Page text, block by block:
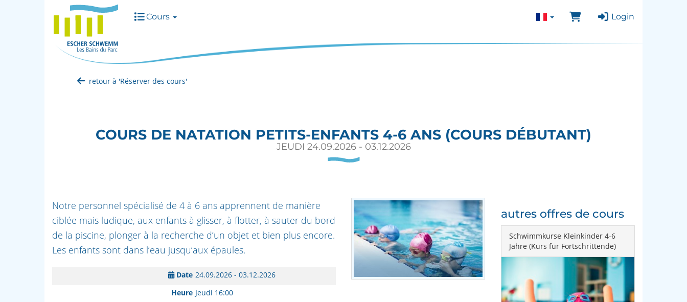
Cours Login
retour à 'Réserver des cours'
COURS DE NATATION PETITS-ENFANTS 4-6 ANS (COURS DÉBUTANT)
JEUDI 24.09.2026 - 03.12.2026
Notre personnel spécialisé de 4 à 6 ans apprennent de manière
ciblée mais ludique, aux enfants à glisser, à flotter, à sauter du bord
de la piscine, plonger à la recherche d’un objet et bien plus encore.
Les enfants sont dans l’eau jusqu’aux épaules.
Date 24.09.2026 - 03.12.2026
Heure Jeudi 16:00
autres offres de cours
Schwimmkurse Kleinkinder 4-6
Jahre (Kurs für Fortschrittende)